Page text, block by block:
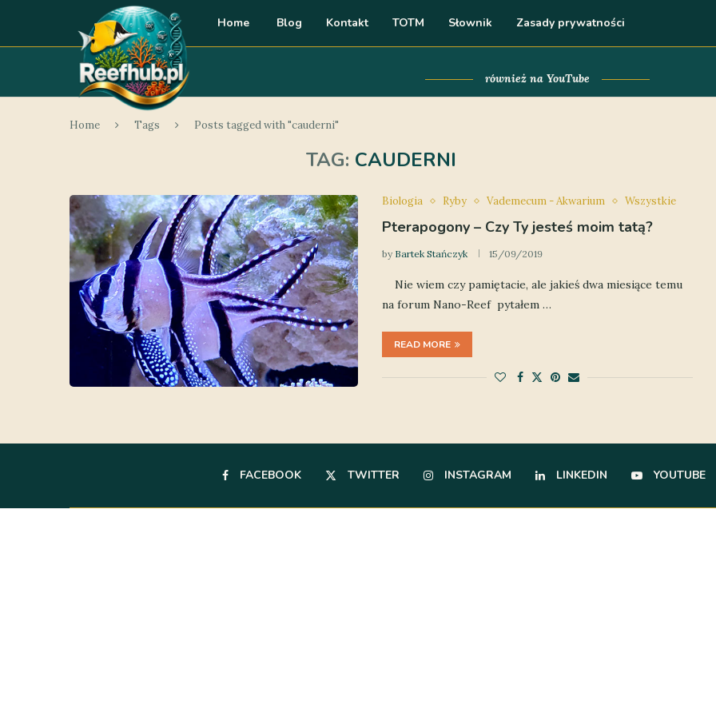
Home Blog Kontakt TOTM Słownik Zasady prywatności
również na YouTube
Home Tags Posts tagged with "cauderni"
TAG: CAUDERNI
Biologia Ryby Vademecum - Akwarium Wszystkie
Pterapogony – Czy Ty jesteś moim tatą?
by Bartek Stańczyk 15/09/2019
Nie wiem czy pamiętacie, ale jakieś dwa miesiące temu
na forum Nano-Reef pytałem …
READ MORE
FACEBOOK TWITTER INSTAGRAM LINKEDIN YOUTUBE